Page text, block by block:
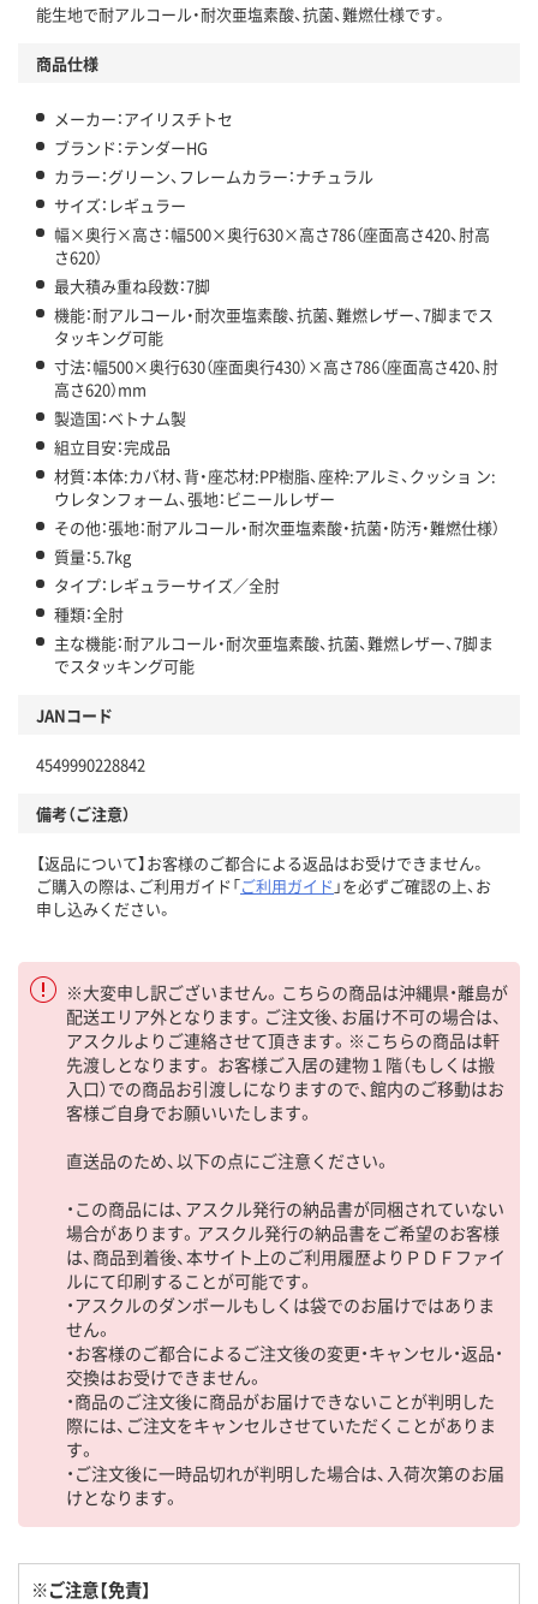
能生地で耐アルコール・耐次亜塩素酸、抗菌、難燃仕様です。
商品仕様
メーカー：アイリスチトセ
ブランド：テンダーHG
カラー：グリーン、フレームカラー：ナチュラル
サイズ：レギュラー
幅×奥行×高さ：幅500×奥行630×高さ786（座面高さ420、肘高
さ620）
最大積み重ね段数：7脚
機能：耐アルコール・耐次亜塩素酸、抗菌、難燃レザー、7脚までス
タッキング可能
寸法：幅500×奥行630（座面奥行430）×高さ786（座面高さ420、肘
高さ620）mm
製造国：ベトナム製
組立目安：完成品
材質：本体:カバ材、背・座芯材:PP樹脂、座枠:アルミ、クッショ ン:
ウレタンフォーム、張地：ビニールレザー
その他：張地：耐アルコール・耐次亜塩素酸・抗菌・防汚・難燃仕様）
質量：5.7kg
タイプ：レギュラーサイズ／全肘
種類：全肘
主な機能：耐アルコール・耐次亜塩素酸、抗菌、難燃レザー、7脚ま
でスタッキング可能
JANコード
4549990228842
備考（ご注意）
【返品について】お客様のご都合による返品はお受けできません。
ご購入の際は、ご利用ガイド「ご利用ガイド 」を必ずご確認の上、お
申し込みください。
※大変申し訳ございません。こちらの商品は沖縄県・離島が
配送エリア外となります。ご注文後、お届け不可の場合は、
アスクルよりご連絡させて頂きます。※こちらの商品は軒
先渡しとなります。 お客様ご入居の建物１階（もしくは搬
入口）での商品お引渡しになりますので、館内のご移動はお
客様ご自身でお願いいたします。
直送品のため、以下の点にご注意ください。
・この商品には、アスクル発行の納品書が同梱されていない
場合があります。アスクル発行の納品書をご希望のお客様
は、商品到着後、本サイト上のご利用履歴よりＰＤＦファイ
ルにて印刷することが可能です。
・アスクルのダンボールもしくは袋でのお届けではありま
せん。
・お客様のご都合によるご注文後の変更・キャンセル・返品・
交換はお受けできません。
・商品のご注文後に商品がお届けできないことが判明した
際には、ご注文をキャンセルさせていただくことがありま
す。
・ご注文後に一時品切れが判明した場合は、入荷次第のお届
けとなります。
※ご注意【免責】